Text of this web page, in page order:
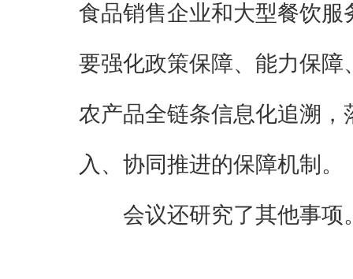
食品销售企业和大型餐饮
要强化政策保障、能力保
农产品全链条信息化追溯
入、协同推进的保障机制。
会议还研究了其他事项